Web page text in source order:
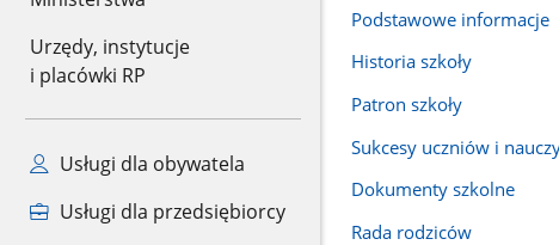
Urzędy, instytucje
i placówki RP
Usługi dla obywatela
Usługi dla przedsiębiorcy
Podstawowe informacje
Historia szkoły
Patron szkoły
Sukcesy uczniów i
Dokumenty szkolne
Rada rodziców